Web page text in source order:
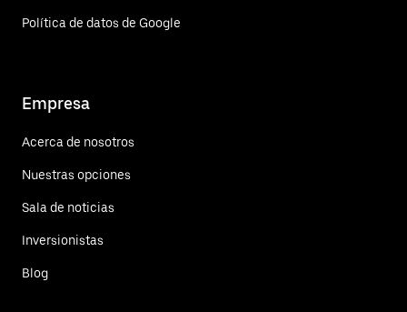
Política de datos de Google
Empresa
Acerca de nosotros
Nuestras opciones
Sala de noticias
Inversionistas
Blog